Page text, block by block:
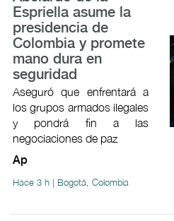
Espriella asume la
presidencia de
Colombia y promete
mano dura en
seguridad
Aseguró que enfrentará a
los grupos armados ilegales
y pondrá fin a las
negociaciones de paz
Ap
Hace 3 h | Bogotá, Colombia